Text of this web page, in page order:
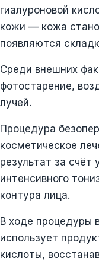
гиалуроновой
кожи — кожа
появляются
Среди внешних
фотостарение,
лучей.
Процедура
косметическое
результат за
интенсивного
контура лица.
В ходе процедуры
использует
кислоты,